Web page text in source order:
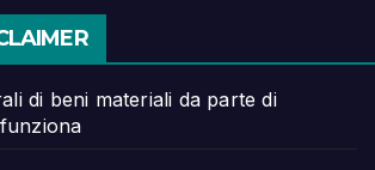
di beni materiali da parte di